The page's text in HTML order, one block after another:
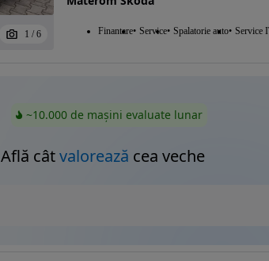
1 / 6 Finantare Service Spalatorie auto Service
~10.000 de mașini evaluate lunar
Află câtvalorează cea veche